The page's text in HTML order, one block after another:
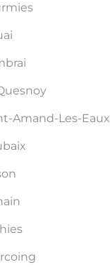
Amand-Les-Eaux